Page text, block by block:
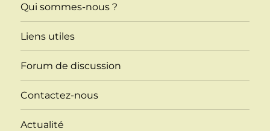
Qui sommes-nous ?
Liens utiles
Forum de discussion
Contactez-nous
Actualité